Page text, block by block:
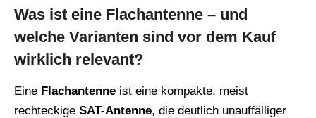
Was ist eine Flachantenne – und
welche Varianten sind vor dem Kauf
wirklich relevant?
Eine Flachantenne ist eine kompakte, meist
rechteckige SAT-Antenne, die deutlich unauffälliger